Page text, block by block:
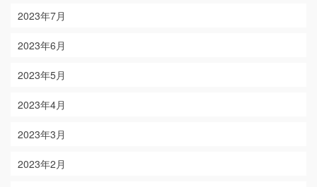
2023年7月
2023年6月
2023年5月
2023年4月
2023年3月
2023年2月